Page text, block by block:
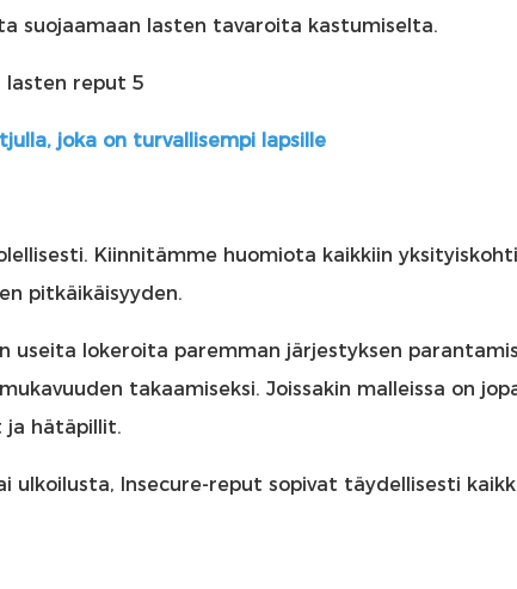
suojaamaan lasten tavaroita kastumiselta.
joka on turvallisempi lapsille
Kiinnitämme huomiota kaikkiin
pitkäikäisyyden.
useita lokeroita paremman järjestyksen
takaamiseksi. Joissakin malleissa on
ja hätäpillit.
Insecure-reput sopivat täydellisesti